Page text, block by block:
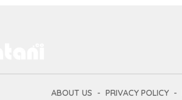
ABOUT US PRIVACY POLICY